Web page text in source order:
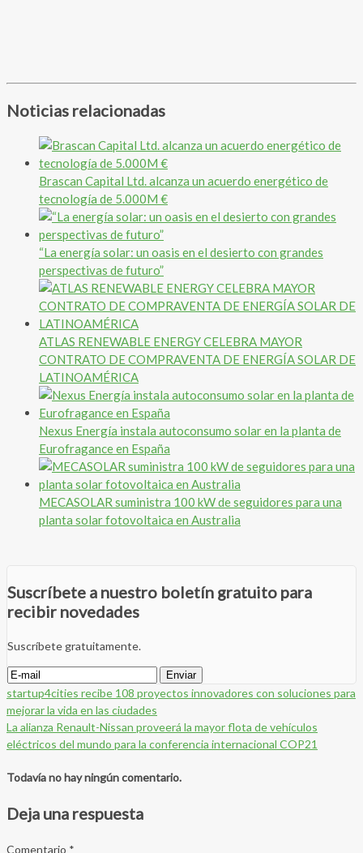
Noticias relacionadas
Brascan Capital Ltd. alcanza un acuerdo energético de
tecnología de 5.000M €
“La energía solar: un oasis en el desierto con grandes
perspectivas de futuro”
ATLAS RENEWABLE ENERGY CELEBRA MAYOR
CONTRATO DE COMPRAVENTA DE ENERGÍA SOLAR DE
LATINOAMÉRICA
Nexus Energía instala autoconsumo solar en la planta de
Eurofragance en España
MECASOLAR suministra 100 kW de seguidores para una
planta solar fotovoltaica en Australia
Suscríbete a nuestro boletín gratuito para
recibir novedades
Suscríbete gratuitamente.
startup4cities recibe 108 proyectos innovadores con soluciones para
mejorar la vida en las ciudades
La alianza Renault-Nissan proveerá la mayor flota de vehículos
eléctricos del mundo para la conferencia internacional COP21
Todavía no hay ningún comentario.
Deja una respuesta
Comentario *